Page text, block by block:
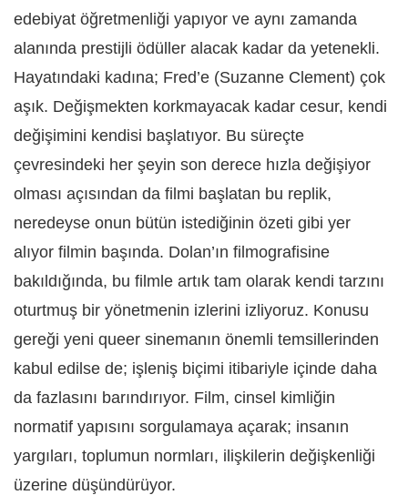
edebiyat öğretmenliği yapıyor ve aynı zamanda
alanında prestijli ödüller alacak kadar da yetenekli.
Hayatındaki kadına; Fred’e (Suzanne Clement) çok
aşık. Değişmekten korkmayacak kadar cesur, kendi
değişimini kendisi başlatıyor. Bu süreçte
çevresindeki her şeyin son derece hızla değişiyor
olması açısından da filmi başlatan bu replik,
neredeyse onun bütün istediğinin özeti gibi yer
alıyor filmin başında. Dolan’ın filmografisine
bakıldığında, bu filmle artık tam olarak kendi tarzını
oturtmuş bir yönetmenin izlerini izliyoruz. Konusu
gereği yeni queer sinemanın önemli temsillerinden
kabul edilse de; işleniş biçimi itibariyle içinde daha
da fazlasını barındırıyor. Film, cinsel kimliğin
normatif yapısını sorgulamaya açarak; insanın
yargıları, toplumun normları, ilişkilerin değişkenliği
üzerine düşündürüyor.